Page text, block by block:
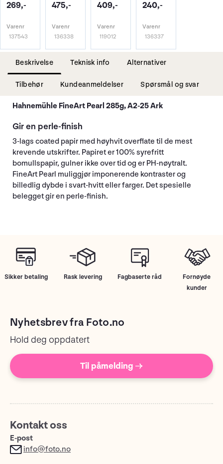
269,-
Varenr
137543
475,-
Varenr
136338
409,-
Varenr
119012
240,-
Varenr
136337
Beskrivelse Teknisk info Alternativer
Tilbehør Kundeanmeldelser Spørsmål og svar
Hahnemühle FineArt Pearl 285g, A2-25 Ark
Gir en perle-finish
3-lags coated papir med høyhvit overflate til de mest
krevende utskrifter. Papiret er 100% syrefritt
bomullspapir, gulner ikke over tid og er PH-nøytralt.
FineArt Pearl muliggjør imponerende kontraster og
billedlig dybde i svart-hvitt eller farger. Det spesielle
belegget gir en perle-finish.
Sikker betaling Rask levering Fagbaserte råd
Fornøyde
kunder
Nyhetsbrev fra Foto.no
Hold deg oppdatert
Til påmelding →
Kontakt oss
E-post
info@foto.no